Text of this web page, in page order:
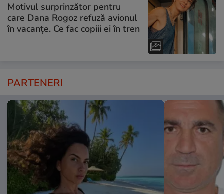
Motivul surprinzător pentru
care Dana Rogoz refuză avionul
în vacanțe. Ce fac copiii ei în tren
PARTENERI